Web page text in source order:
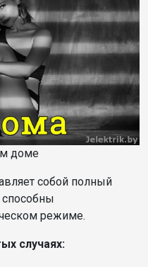
доме
собой полный
способны
режиме.
случаях: